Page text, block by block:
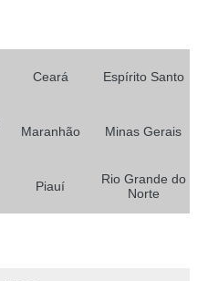
Ceará Espírito Santo
Maranhão Minas Gerais
Piauí
Rio Grande do
Norte